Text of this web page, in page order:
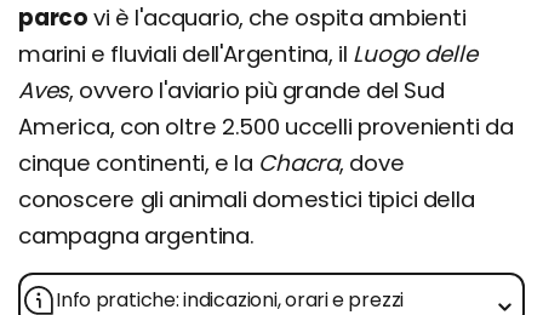
parco vi è l'acquario, che ospita ambienti
marini e fluviali dell'Argentina, il Luogo delle
Aves, ovvero l'aviario più grande del Sud
America, con oltre 2.500 uccelli provenienti da
cinque continenti, e la Chacra, dove
conoscere gli animali domestici tipici della
campagna argentina.
Info pratiche: indicazioni, orari e prezzi